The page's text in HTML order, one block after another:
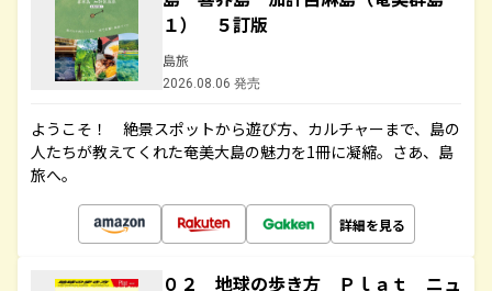
１） ５訂版
島旅
2026.08.06 発売
ようこそ！ 絶景スポットから遊び方、カルチャーまで、島の
人たちが教えてくれた奄美大島の魅力を1冊に凝縮。さあ、島
旅へ。
詳細を見る
０２ 地球の歩き方 Ｐｌａｔ ニュ